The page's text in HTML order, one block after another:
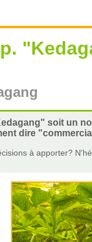
soit un
dire
à apporter?